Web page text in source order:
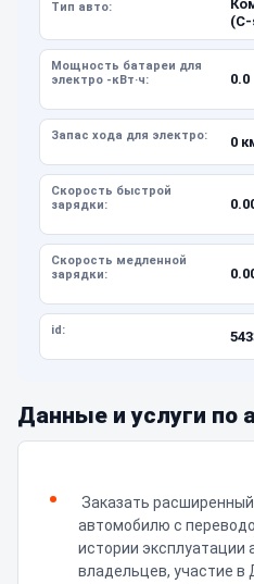
Тип авто:
Мощность батареи для
электро -кВт·ч:
0.0
Запас хода для электро: 0
Скорость быстрой
зарядки:
Скорость медленной
зарядки:
id:
Данные и услуги по
Заказать
автомобилю с
истории эксплуатации
владельцев, участие в